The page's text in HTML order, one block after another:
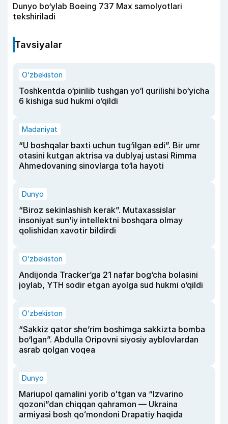
Dunyo bo‘ylab Boeing 737 Max samolyotlari
tekshiriladi
Tavsiyalar
O‘zbekiston
Toshkentda o‘pirilib tushgan yo‘l qurilishi bo‘yicha
6 kishiga sud hukmi o‘qildi
Madaniyat
“U boshqalar baxti uchun tug‘ilgan edi”. Bir umr
otasini kutgan aktrisa va dublyaj ustasi Rimma
Ahmedovaning sinovlarga to‘la hayoti
Dunyo
“Biroz sekinlashish kerak”. Mutaxassislar
insoniyat sun’iy intellektni boshqara olmay
qolishidan xavotir bildirdi
O‘zbekiston
Andijonda Tracker’ga 21 nafar bog‘cha bolasini
joylab, YTH sodir etgan ayolga sud hukmi o‘qildi
O‘zbekiston
“Sakkiz qator she’rim boshimga sakkizta bomba
bo‘lgan”. Abdulla Oripovni siyosiy ayblovlardan
asrab qolgan voqea
Dunyo
Mariupol qamalini yorib oʻtgan va “Izvarino
qozoni”dan chiqqan qahramon — Ukraina
armiyasi bosh qoʻmondoni Drapatiy haqida